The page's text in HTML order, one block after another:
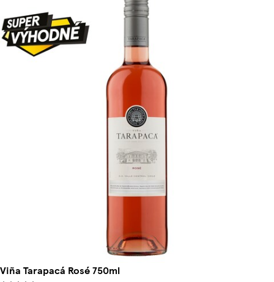
Viña Tarapacá Rosé 750ml